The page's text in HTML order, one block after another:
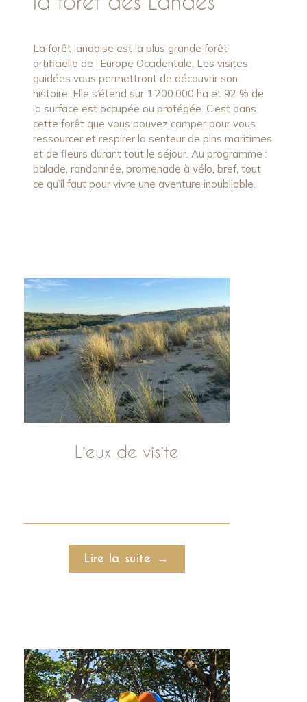
La forêt landaise est la plus grande forêt
artificielle de l’Europe Occidentale. Les visites
guidées vous permettront de découvrir son
histoire. Elle s’étend sur 1 200 000 ha et 92 % de
la surface est occupée ou protégée. C’est dans
cette forêt que vous pouvez camper pour vous
ressourcer et respirer la senteur de pins maritimes
et de fleurs durant tout le séjour. Au programme :
balade, randonnée, promenade à vélo, bref, tout
ce qu’il faut pour vivre une aventure inoubliable.
Lieux de visite
Lire la suite